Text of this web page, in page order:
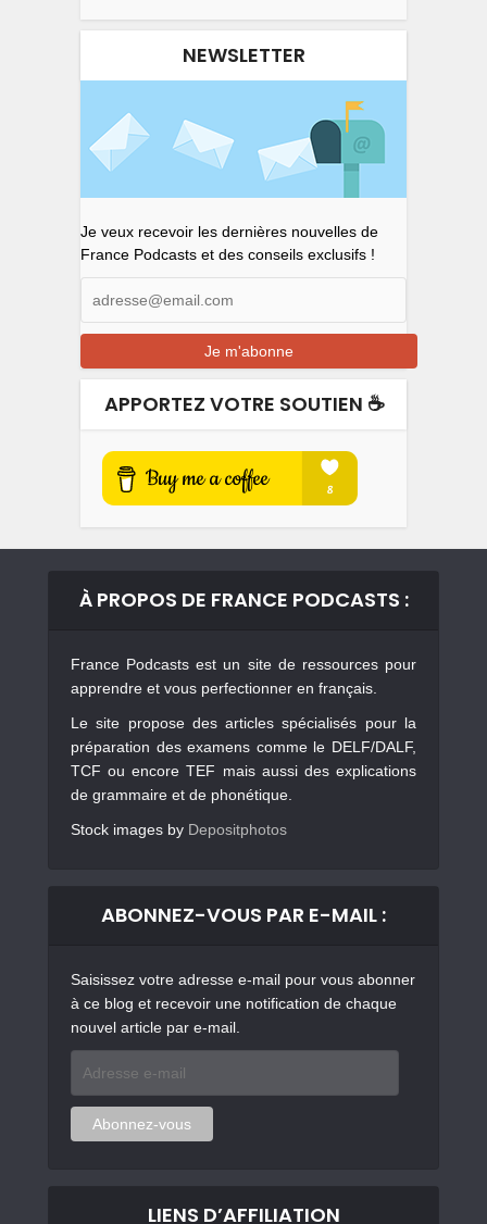
NEWSLETTER
Je veux recevoir les dernières nouvelles de
France Podcasts et des conseils exclusifs !
APPORTEZ VOTRE SOUTIEN ☕️
À PROPOS DE FRANCE PODCASTS :
France Podcasts est un site de ressources pour
apprendre et vous perfectionner en français.
Le site propose des articles spécialisés pour la
préparation des examens comme le DELF/DALF,
TCF ou encore TEF mais aussi des explications
de grammaire et de phonétique.
Stock images by Depositphotos
ABONNEZ-VOUS PAR E-MAIL :
Saisissez votre adresse e-mail pour vous abonner
à ce blog et recevoir une notification de chaque
nouvel article par e-mail.
mail
Abonnez-vous
LIENS D’AFFILIATION